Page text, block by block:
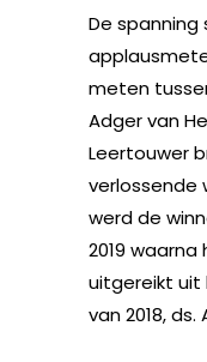
De
meten
Adger van
Leertouwer
verlossende
werd de
2019
uitgereikt uit
van 2018, ds.